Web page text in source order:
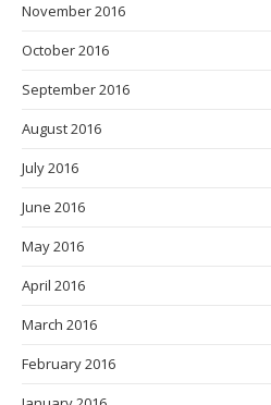
November 2016
October 2016
September 2016
August 2016
July 2016
June 2016
May 2016
April 2016
March 2016
February 2016